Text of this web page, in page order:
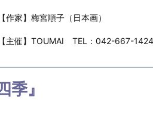
【作家】梅宮順子（日本画）
【主催】TOUMAI TEL：042-667-1424
』